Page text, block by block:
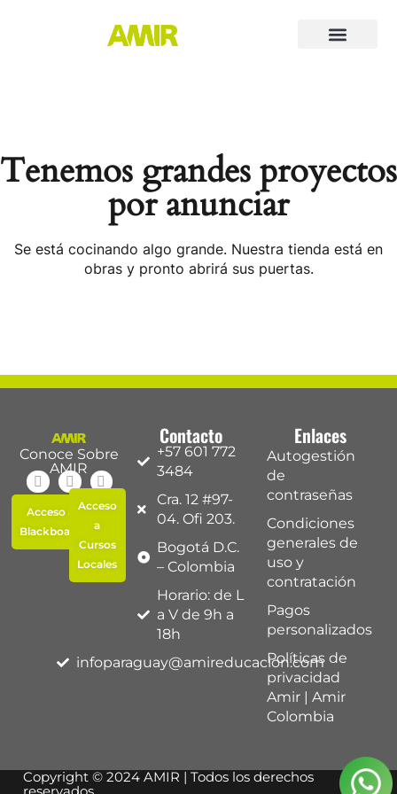
Tenemos grandes proyectos
por anunciar
Se está cocinando algo grande. Nuestra tienda está en
obras y pronto abrirá sus puertas.
Conoce Sobre
AMIR
Acceso a
Blackboard
Acceso
a
Cursos
Locales
Contacto
+57 601 772
3484
Cra. 12 #97-
04. Ofi 203.
Bogotá D.C.
– Colombia
Horario: de L
a V de 9h a
18h
infoparaguay@amireducacion.com
Enlaces
Autogestión
de
contraseñas
Condiciones
generales de
uso y
contratación
Pagos
personalizados
Políticas de
privacidad
Amir | Amir
Colombia
Copyright © 2024 AMIR | Todos los derechos